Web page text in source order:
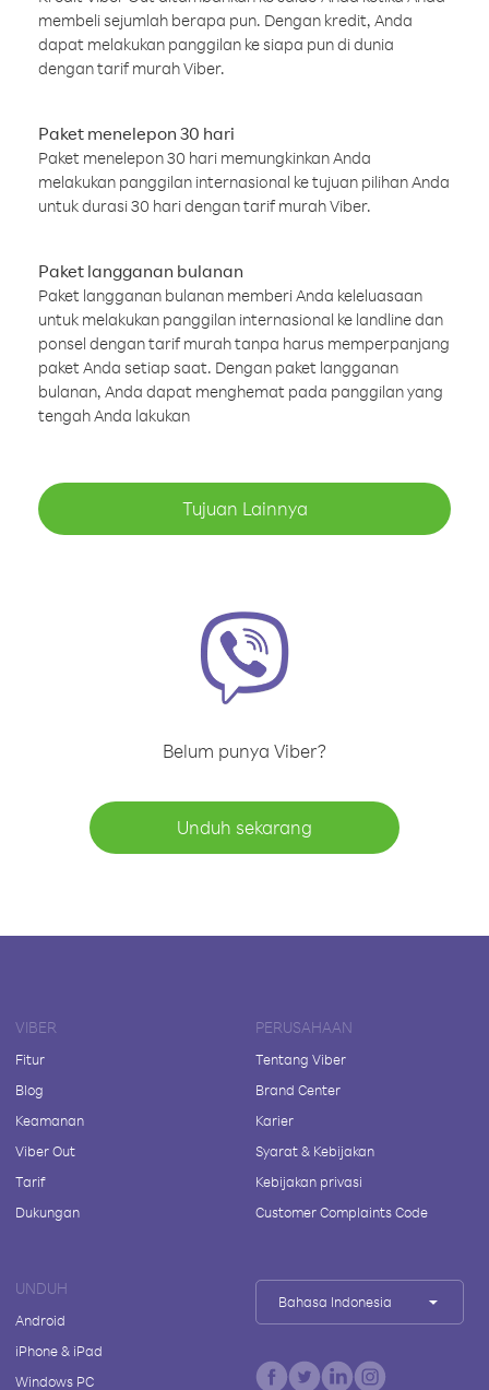
membeli sejumlah berapa pun. Dengan kredit, Anda
dapat melakukan panggilan ke siapa pun di dunia
dengan tarif murah Viber.
Paket menelepon 30 hari
Paket menelepon 30 hari memungkinkan Anda
melakukan panggilan internasional ke tujuan pilihan Anda
untuk durasi 30 hari dengan tarif murah Viber.
Paket langganan bulanan
Paket langganan bulanan memberi Anda keleluasaan
untuk melakukan panggilan internasional ke landline dan
ponsel dengan tarif murah tanpa harus memperpanjang
paket Anda setiap saat. Dengan paket langganan
bulanan, Anda dapat menghemat pada panggilan yang
tengah Anda lakukan
Tujuan Lainnya
Belum punya Viber?
Unduh sekarang
VIBER
Fitur
Blog
Keamanan
Viber Out
Tarif
Dukungan
PERUSAHAAN
Tentang Viber
Brand Center
Karier
Syarat & Kebijakan
Kebijakan privasi
Customer Complaints Code
UNDUH
Android
iPhone & iPad
Windows PC
Bahasa Indonesia